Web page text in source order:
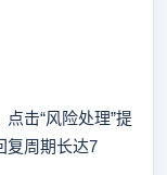
击“风险处理”提
复周期长达7